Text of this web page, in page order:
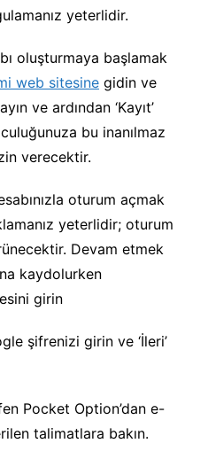
yeterlidir.
oluşturmaya başlamak
web sitesinegidin ve
ve ardından ‘Kayıt’
bu inanılmaz
verecektir.
oturum açmak
yeterlidir; oturum
Devam etmek
kaydolurken
girin
şifrenizi girin ve ‘İleri’
Pocket Option’dan e-
talimatlara bakın.